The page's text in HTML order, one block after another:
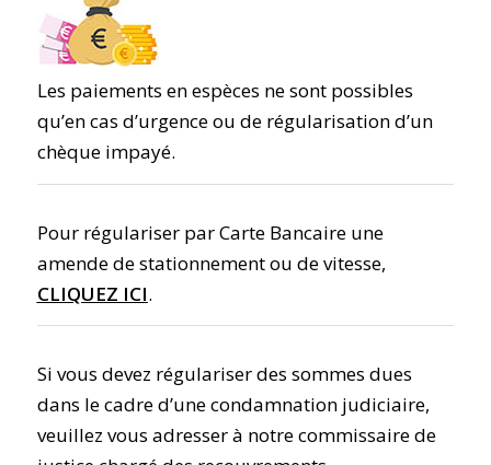
Les paiements en espèces ne sont possibles
qu’en cas d’urgence ou de régularisation d’un
chèque impayé.
Pour régulariser par Carte Bancaire une
amende de stationnement ou de vitesse,
CLIQUEZ ICI.
Si vous devez régulariser des sommes dues
dans le cadre d’une condamnation judiciaire,
veuillez vous adresser à notre commissaire de